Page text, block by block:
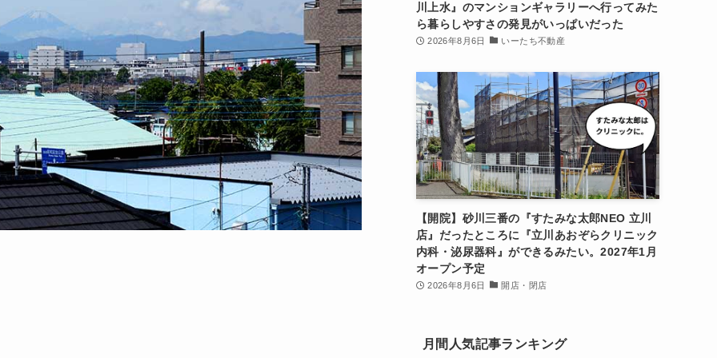
川上水』のマンションギャラリーへ行ってみた
ら暮らしやすさの発見がいっぱいだった
2026年8月6日 いーたち不動産
【開院】砂川三番の『すたみな太郎NEO 立川
店』だったところに『立川あおぞらクリニック
内科・泌尿器科』ができるみたい。2027年1月
オープン予定
2026年8月6日 開店・閉店
月間人気記事ランキング